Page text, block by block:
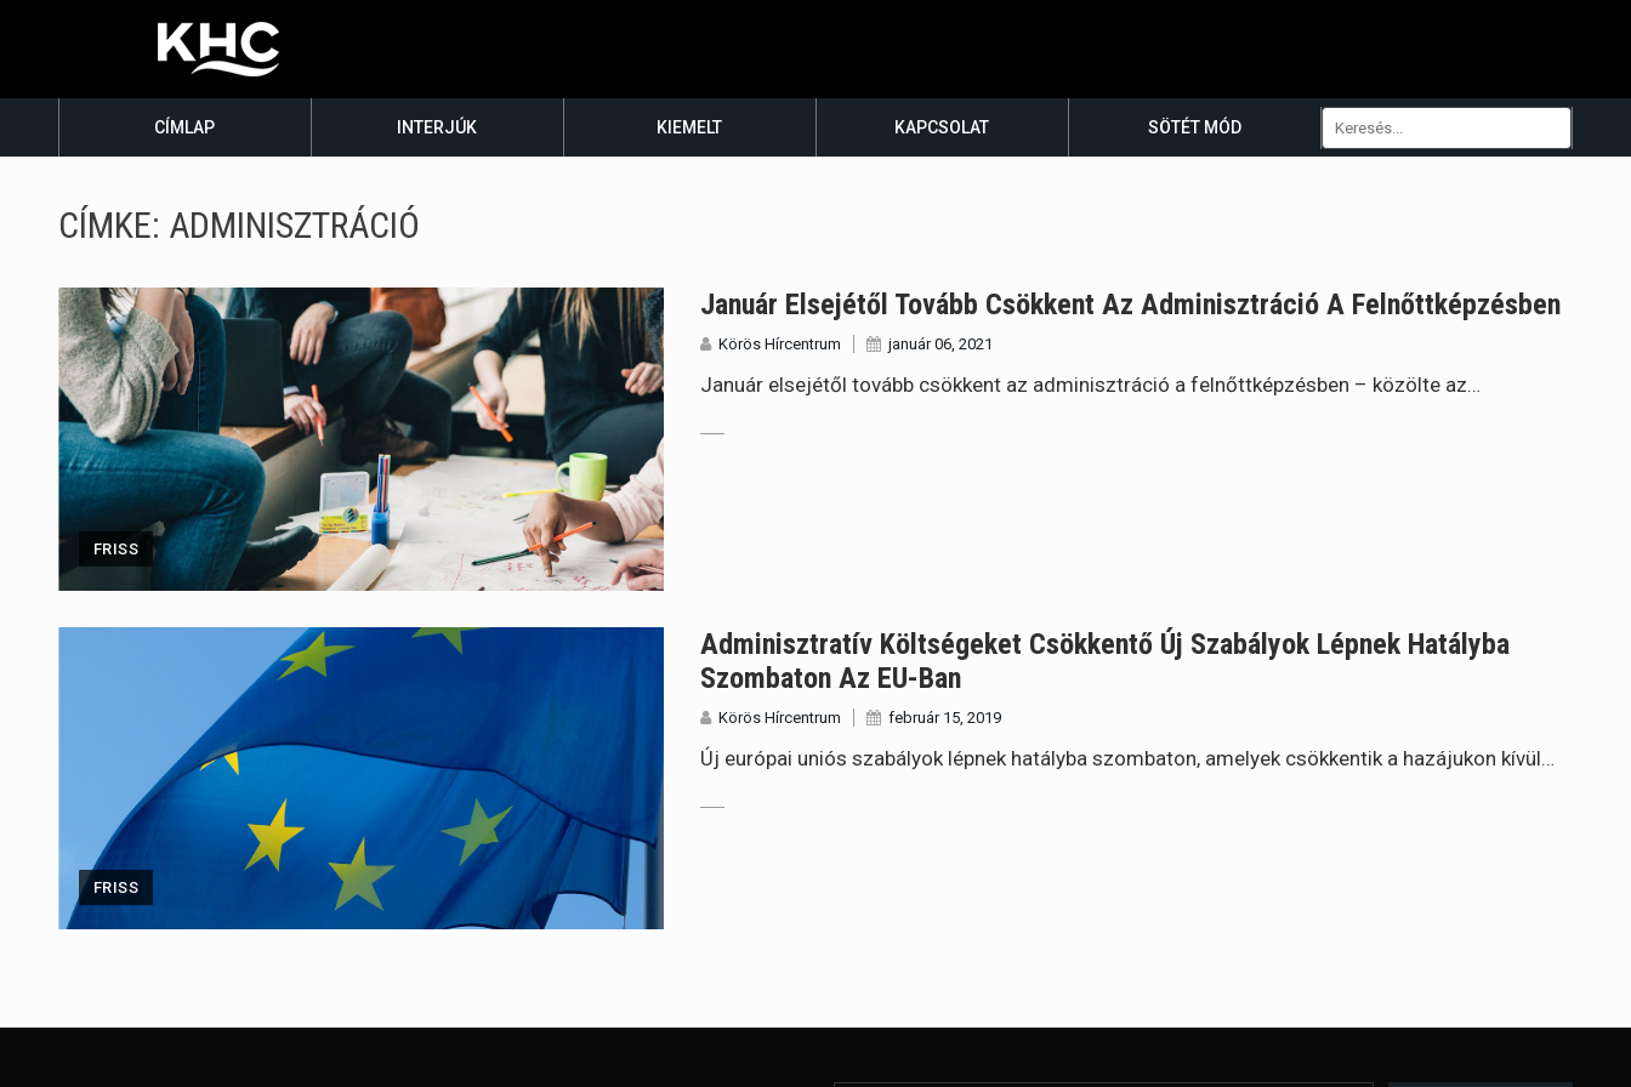
CÍMLAP INTERJÚK KIEMELT KAPCSOLAT SÖTÉT MÓD
CÍMKE: ADMINISZTRÁCIÓ
FRISS
Január Elsejétől Tovább Csökkent Az Adminisztráció A Felnőttképzésben
Körös Hírcentrum január 06, 2021
Január elsejétől tovább csökkent az adminisztráció a felnőttképzésben – közölte az…
FRISS
Adminisztratív Költségeket Csökkentő Új Szabályok Lépnek Hatályba
Szombaton Az EU-Ban
Körös Hírcentrum február 15, 2019
Új európai uniós szabályok lépnek hatályba szombaton, amelyek csökkentik a hazájukon kívül…